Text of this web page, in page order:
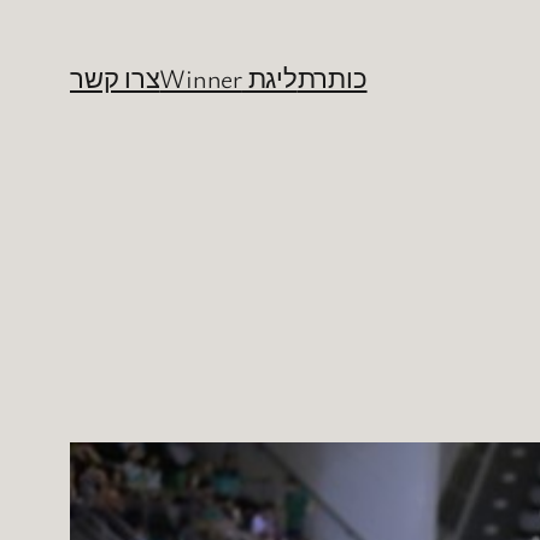
כותרתליגת Winner צרו קשר